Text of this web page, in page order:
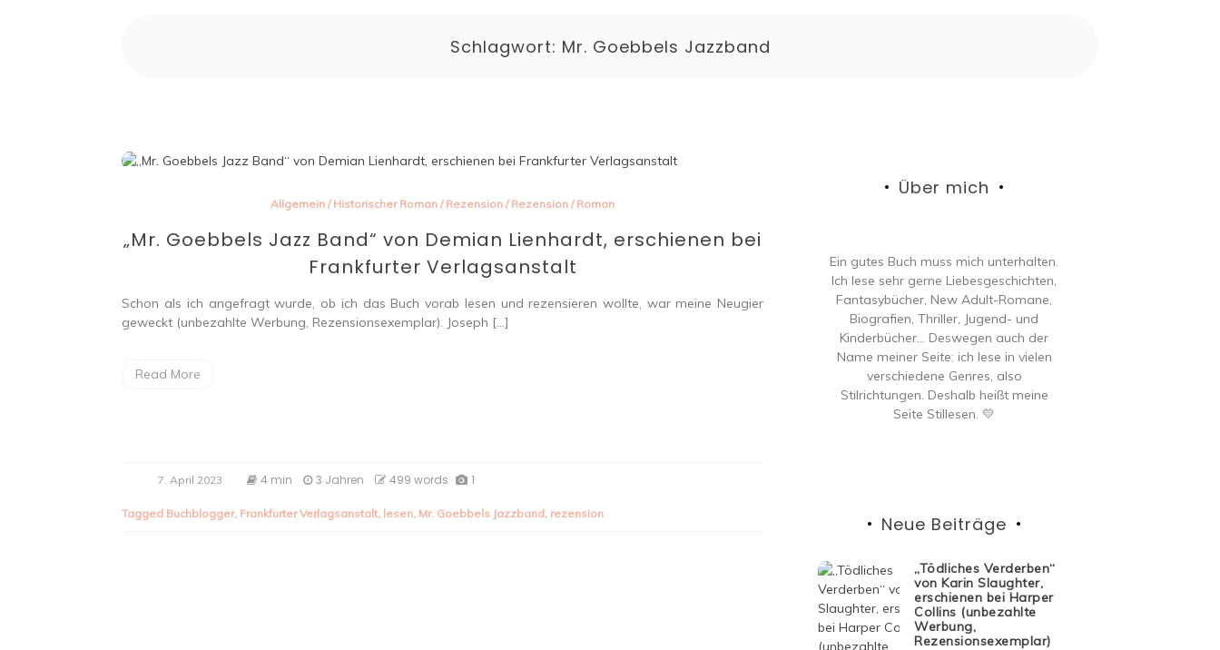
Schlagwort: Mr. Goebbels Jazzband
Allgemein / Historischer Roman / Rezension / Rezension / Roman
„Mr. Goebbels Jazz Band“ von Demian Lienhardt, erschienen bei
Frankfurter Verlagsanstalt
Schon als ich angefragt wurde, ob ich das Buch vorab lesen und rezensieren wollte, war meine Neugier
geweckt (unbezahlte Werbung, Rezensionsexemplar). Joseph […]
Read More
7. April 2023 4 min 3 Jahren 499 words 1
Tagged Buchblogger, Frankfurter Verlagsanstalt, lesen, Mr. Goebbels Jazzband, rezension
Über mich
Ein gutes Buch muss mich unterhalten.
Ich lese sehr gerne Liebesgeschichten,
Fantasybücher, New Adult-Romane,
Biografien, Thriller, Jugend- und
Kinderbücher… Deswegen auch der
Name meiner Seite: ich lese in vielen
verschiedene Genres, also
Stilrichtungen. Deshalb heißt meine
Seite Stillesen. 💛
Neue Beiträge
„Tödliches Verderben“
von Karin Slaughter,
erschienen bei Harper
Collins (unbezahlte
Werbung,
Rezensionsexemplar)